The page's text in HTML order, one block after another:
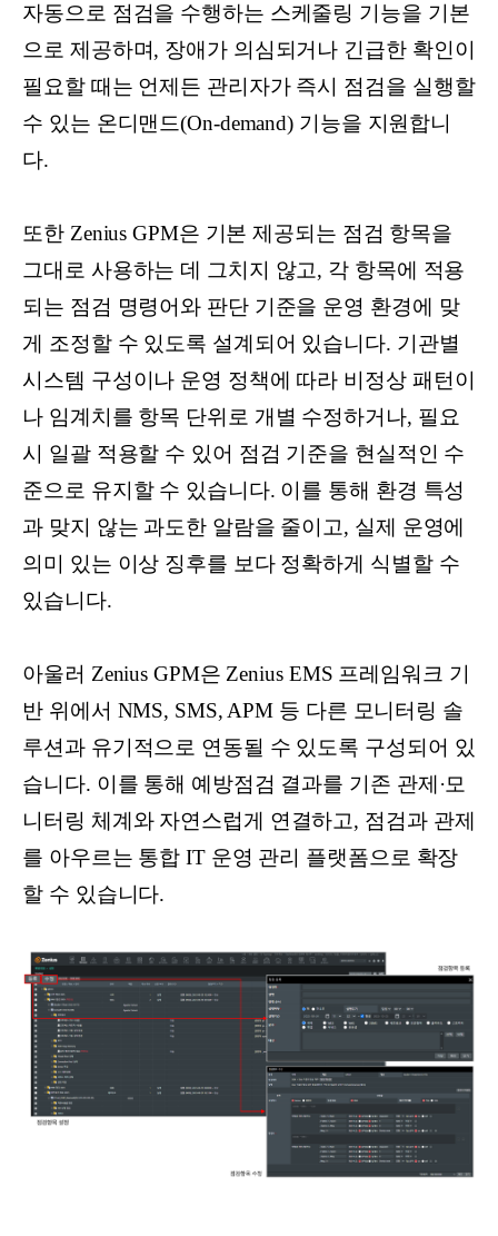
자동으로 점검을 수행하는 스케줄링 기능을 기본
으로 제공하며, 장애가 의심되거나 긴급한 확인이
필요할 때는 언제든 관리자가 즉시 점검을 실행할
수 있는 온디맨드(On-demand) 기능을 지원합니
다.
또한 Zenius GPM은 기본 제공되는 점검 항목을
그대로 사용하는 데 그치지 않고, 각 항목에 적용
되는 점검 명령어와 판단 기준을 운영 환경에 맞
게 조정할 수 있도록 설계되어 있습니다. 기관별
시스템 구성이나 운영 정책에 따라 비정상 패턴이
나 임계치를 항목 단위로 개별 수정하거나, 필요
시 일괄 적용할 수 있어 점검 기준을 현실적인 수
준으로 유지할 수 있습니다. 이를 통해 환경 특성
과 맞지 않는 과도한 알람을 줄이고, 실제 운영에
의미 있는 이상 징후를 보다 정확하게 식별할 수
있습니다.
아울러 Zenius GPM은 Zenius EMS 프레임워크 기
반 위에서 NMS, SMS, APM 등 다른 모니터링 솔
루션과 유기적으로 연동될 수 있도록 구성되어 있
습니다. 이를 통해 예방점검 결과를 기존 관제·모
니터링 체계와 자연스럽게 연결하고, 점검과 관제
를 아우르는 통합 IT 운영 관리 플랫폼으로 확장
할 수 있습니다.